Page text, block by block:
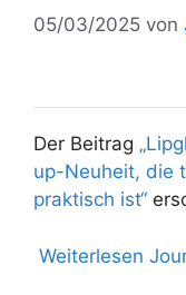
05/03/2025 von
Der Beitrag
up-Neuheit, die
praktisch ist“
Weiterlesen